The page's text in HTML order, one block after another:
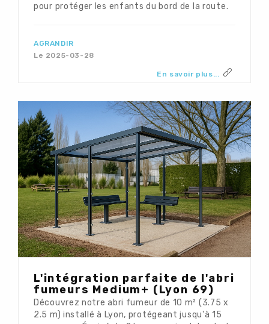
pour protéger les enfants du bord de la route.
AGRANDIR
Le 2025-03-28
En savoir plus...
L'intégration parfaite de l'abri
fumeurs Medium+ (Lyon 69)
Découvrez notre abri fumeur de 10 m² (3.75 x
2.5 m) installé à Lyon, protégeant jusqu'à 15